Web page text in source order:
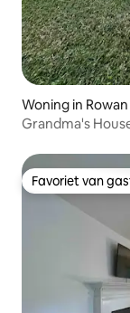
Woning in
Grandma's
Favoriet van
Favoriet van